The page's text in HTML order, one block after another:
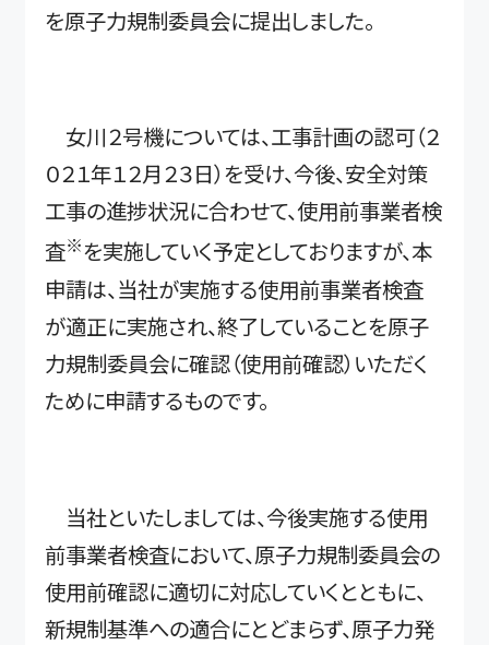
を原子力規制委員会に提出しました。
女川２号機については、工事計画の認可（２
０２１年１２月２３日）を受け、今後、安全対策
工事の進捗状況に合わせて、使用前事業者検
査※を実施していく予定としておりますが、本
申請は、当社が実施する使用前事業者検査
が適正に実施され、終了していることを原子
力規制委員会に確認（使用前確認）いただく
ために申請するものです。
当社といたしましては、今後実施する使用
前事業者検査において、原子力規制委員会の
使用前確認に適切に対応していくとともに、
新規制基準への適合にとどまらず、原子力発